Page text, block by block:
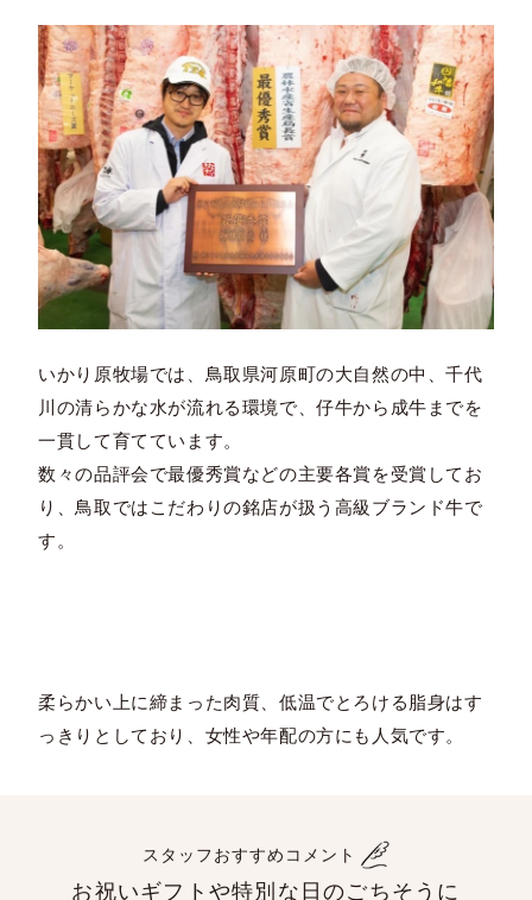
いかり原牧場では、鳥取県河原町の大自然の中、千代
川の清らかな水が流れる環境で、仔牛から成牛までを
一貫して育てています。
数々の品評会で最優秀賞などの主要各賞を受賞してお
り、鳥取ではこだわりの銘店が扱う高級ブランド牛で
す。
柔らかい上に締まった肉質、低温でとろける脂身はす
っきりとしており、女性や年配の方にも人気です。
スタッフおすすめコメント
お祝いギフトや特別な日のごちそうに